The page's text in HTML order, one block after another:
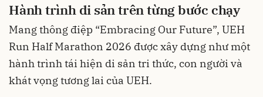
Hành trình di sản trên từng bước chạy
Mang thông điệp “Embracing Our Future”, UEH
Run Half Marathon 2026 được xây dựng như một
hành trình tái hiện di sản tri thức, con người và
khát vọng tương lai của UEH.